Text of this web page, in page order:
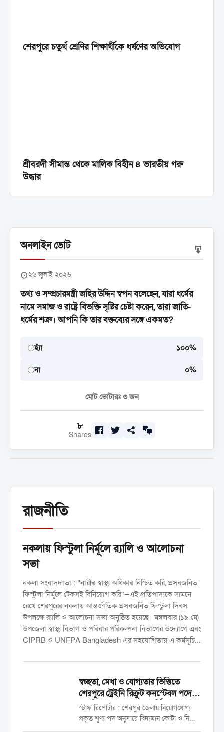
শেরপুরে চতুর্থ শ্রেণির শিক্ষার্থীকে ধর্ষণের অভিযোগ
শ্রীবরদী সীমান্ত থেকে মালিক বিহীন ৪ ভারতীয় গরু
উদ্ধার
অনলাইন ভোট
২৬ জুলাই ২০২৬
তথ্য ও সম্প্রচারমন্ত্রী জহির উদ্দিন স্বপন বলেছেন, যারা ধর্মের
নামে সমাজ ও রাষ্ট্রে বিভক্তি সৃষ্টির চেষ্টা করেন, তারা জাতি-
ধর্মের শত্রু। আপনি কি তার বক্তব্যের সঙ্গে একমত?
হ্যাঁ ১০০%
না ০%
মোট ভোটারঃ ৩জন
৮
Shares
রাজনীতি
নকলায় ফিস্টুলা নির্মূলে র‍্যালি ও আলোচনা
সভা
নকলা সংবাদদাতা : “নারীর স্বাস্থ্য অধিকার নিশ্চিত করি, প্রসবজনিত
ফিস্টুলা নির্মূলে টেকসই বিনিয়োগ করি”—এই প্রতিপাদ্যকে সামনে
রেখে শেরপুরের নকলায় আন্তর্জাতিক প্রসবজনিত ফিস্টুলা দিবস
উপলক্ষে র‍্যালি ও আলোচনা সভা অনুষ্ঠিত হয়েছে। মঙ্গলবার (১৯ মে)
উপজেলা স্বাস্থ্য বিভাগ ও পরিবার পরিকল্পনা বিভাগের উদ্যোগে এবং
CIPRB ও UNFPA Bangladesh এর সহযোগিতায় এ কর্মসূচি
কমপ্লেক্স হলরুমে সংক্ষিপ্ত আলোচনা সভা অনুষ্ঠিত হয়। সভায়
সভাপতিত্ব করেন উপজেলা স্বাস্থ্য ও পরিবার পরিকল্পনা কর্মকর্তা ডা.
মোহাম্মদ গোলাম মোস্তফা। সঞ্চালনা করেন সিআইপিআরবি’র জেলা
ফিস্টুলা ও এমপিডিএসআর কো-অর্ডিনেটর শারমিনা পারভীন। বক্তব্য
রাখেন উপজেলা পরিবার পরিকল্পনা কর্মকর্তা ডা. প্রবাল সরকার পার্থ,
স্বচ্ছতা, মেধা ও যোগ্যতার ভিত্তিতে
শেরপুরে ট্রেইনি রিক্রুট কনস্টেবল পদে
চাকুরি পেলেন ২৫ জন প্রার্থী
স্টাফ রিপোর্টার : শেরপুর জেলায় নিয়োগযোগ্য
প্রকৃত শূণ্য পদ অনুসারে বিদ্যমান কোটা ও নিয়োগ
পদ্ধতি অনুসরণ করে শতভাগ মেধা, যোগ্যতা ও